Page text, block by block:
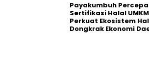
Payakumbuh
Sertifikasi Halal
Perkuat Ekosistem
Dongkrak Ekonomi